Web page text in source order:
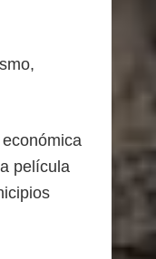
película